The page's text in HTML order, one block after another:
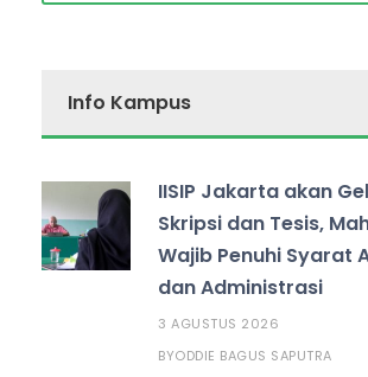
Info Kampus
IISIP Jakarta akan
Skripsi dan Tesis,
Wajib Penuhi Syarat
dan Administrasi
3 AGUSTUS 2026
BYODDIE BAGUS SAPUTRA